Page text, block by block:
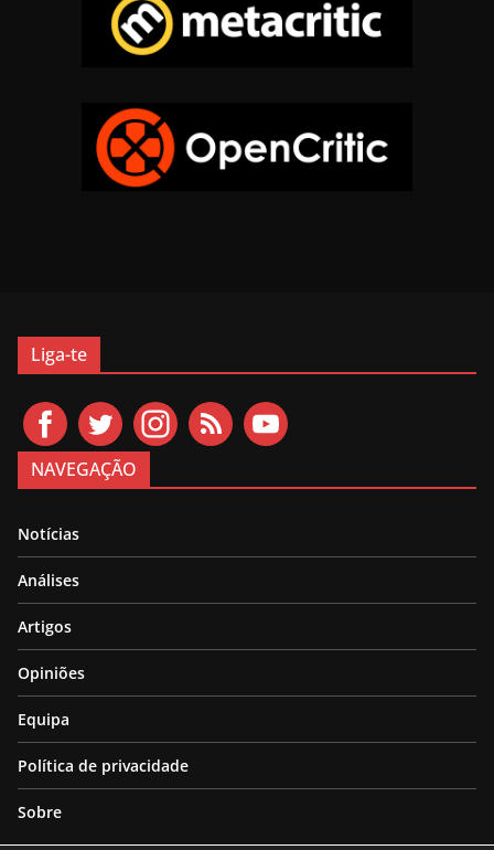
Liga-te
NAVEGAÇÃO
Notícias
Análises
Artigos
Opiniões
Equipa
Política de privacidade
Sobre